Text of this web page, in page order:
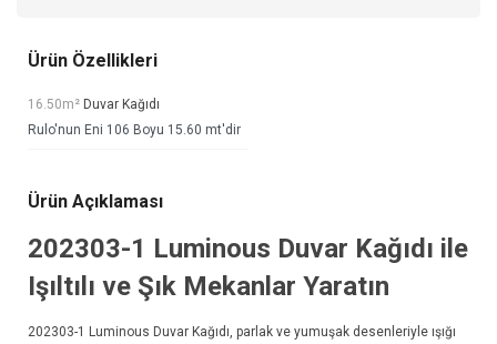
Ürün Özellikleri
16.50m² Duvar Kağıdı
Rulo'nun Eni 106 Boyu 15.60 mt'dir
Ürün Açıklaması
202303-1 Luminous Duvar Kağıdı ile
Işıltılı ve Şık Mekanlar Yaratın
202303-1 Luminous Duvar Kağıdı , parlak ve yumuşak desenleriyle ışığı